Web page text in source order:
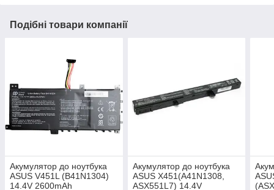
Подібні товари компанії
Акумулятор до ноутбука
ASUS V451L (B41N1304)
14.4V 2600mAh
Акумулятор до ноутбука
ASUS X451(A41N1308,
ASX551L7) 14.4V